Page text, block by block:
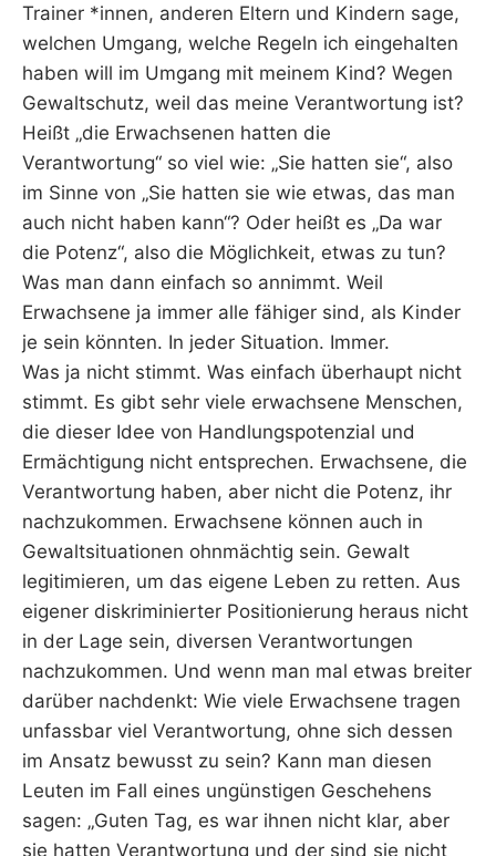
Trainer *innen, anderen Eltern und Kindern sage,
welchen Umgang, welche Regeln ich eingehalten
haben will im Umgang mit meinem Kind? Wegen
Gewaltschutz, weil das meine Verantwortung ist?
Heißt „die Erwachsenen hatten die
Verantwortung“ so viel wie: „Sie hatten sie“, also
im Sinne von „Sie hatten sie wie etwas, das man
auch nicht haben kann“? Oder heißt es „Da war
die Potenz“, also die Möglichkeit, etwas zu tun?
Was man dann einfach so annimmt. Weil
Erwachsene ja immer alle fähiger sind, als Kinder
je sein könnten. In jeder Situation. Immer.
Was ja nicht stimmt. Was einfach überhaupt nicht
stimmt. Es gibt sehr viele erwachsene Menschen,
die dieser Idee von Handlungspotenzial und
Ermächtigung nicht entsprechen. Erwachsene, die
Verantwortung haben, aber nicht die Potenz, ihr
nachzukommen. Erwachsene können auch in
Gewaltsituationen ohnmächtig sein. Gewalt
legitimieren, um das eigene Leben zu retten. Aus
eigener diskriminierter Positionierung heraus nicht
in der Lage sein, diversen Verantwortungen
nachzukommen. Und wenn man mal etwas breiter
darüber nachdenkt: Wie viele Erwachsene tragen
unfassbar viel Verantwortung, ohne sich dessen
im Ansatz bewusst zu sein? Kann man diesen
Leuten im Fall eines ungünstigen Geschehens
sagen: „Guten Tag, es war ihnen nicht klar, aber
sie hatten Verantwortung und der sind sie nicht